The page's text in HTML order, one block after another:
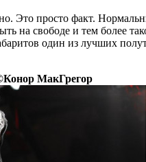
Это просто факт.
на свободе и тем более
один из лучших
МакГрегор